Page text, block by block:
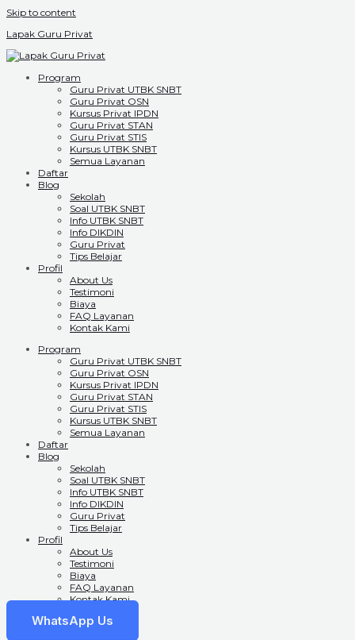
Skip to content
Lapak Guru Privat
Program
Guru Privat UTBK SNBT
Guru Privat OSN
Kursus Privat IPDN
Guru Privat STAN
Guru Privat STIS
Kursus UTBK SNBT
Semua Layanan
Daftar
Blog
Sekolah
Soal UTBK SNBT
Info UTBK SNBT
Info DIKDIN
Guru Privat
Tips Belajar
Profil
About Us
Testimoni
Biaya
FAQ Layanan
Kontak Kami
Program
Guru Privat UTBK SNBT
Guru Privat OSN
Kursus Privat IPDN
Guru Privat STAN
Guru Privat STIS
Kursus UTBK SNBT
Semua Layanan
Daftar
Blog
Sekolah
Soal UTBK SNBT
Info UTBK SNBT
Info DIKDIN
Guru Privat
Tips Belajar
Profil
About Us
Testimoni
Biaya
FAQ Layanan
Kontak Kami
WhatsApp Us